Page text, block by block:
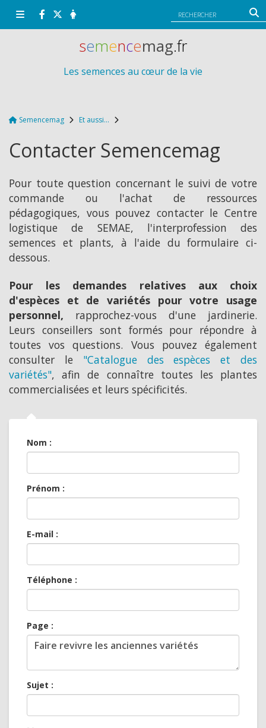
Semencemag Et aussi...
Contacter Semencemag
Pour toute question concernant le suivi de votre
commande ou l'achat de ressources
pédagogiques, vous pouvez contacter le Centre
logistique de SEMAE, l'interprofession des
semences et plants, à l'aide du formulaire ci-
dessous.
Pour les demandes relatives aux choix
d'espèces et de variétés pour votre usage
personnel, rapprochez-vous d'une jardinerie.
Leurs conseillers sont formés pour répondre à
toutes vos questions. Vous pouvez également
consulter le "Catalogue des espèces et des
variétés", afin de connaître toutes les plantes
commercialisées et leurs spécificités.
Nom :
Prénom :
E-mail :
Téléphone :
Page :
Sujet :
semencemag.fr
Les semences au cœur de la vie
Panneau de gestion des cookies